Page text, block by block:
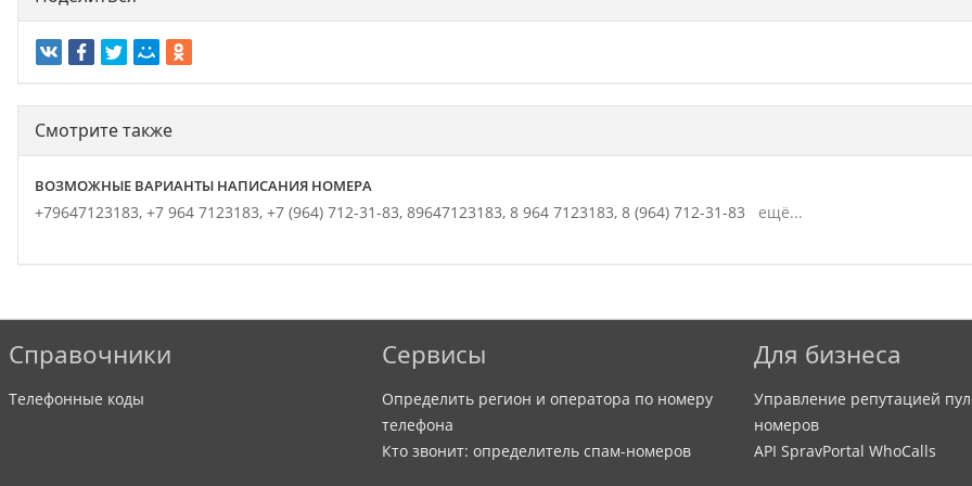
Смотрите также
ВОЗМОЖНЫЕ ВАРИАНТЫ НАПИСАНИЯ НОМЕРА
+79647123183, +7 964 7123183, +7 (964) 712-31-83, 89647123183, 8 964 7123183, 8 (964) 712-31-83 ещё...
Справочники
Телефонные коды
Сервисы
Определить регион и оператора по номеру
телефона
Кто звонит: определитель спам-номеров
Для бизнеса
Управление репутацией
номеров
API SpravPortal WhoCalls